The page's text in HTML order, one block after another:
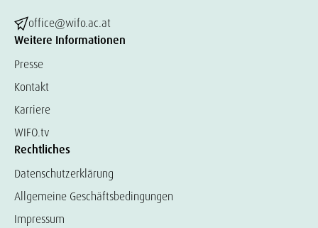
office@wifo.ac.at
Weitere Informationen
Presse
Kontakt
Karriere
WIFO.tv
Rechtliches
Datenschutzerklärung
Allgemeine Geschäftsbedingungen
Impressum